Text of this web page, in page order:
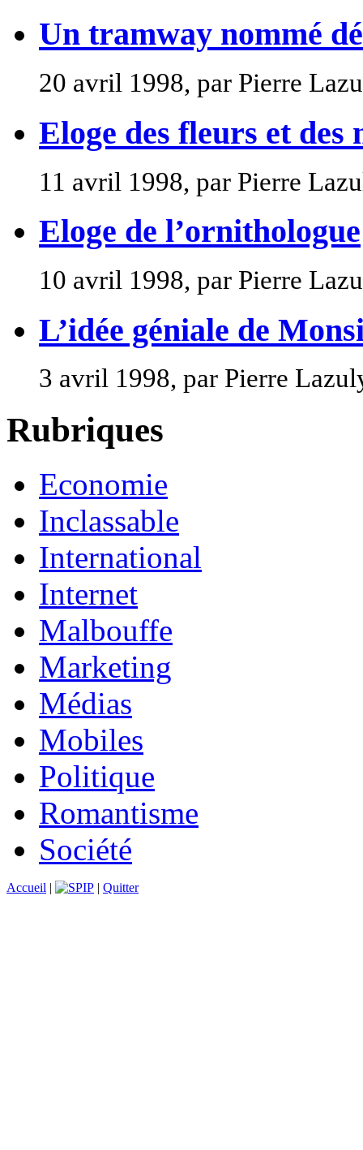
Un tramway nommé
20 avril 1998, par Pierre
Eloge des fleurs et des
11 avril 1998, par Pierre
Eloge de l’ornithologue
10 avril 1998, par Pierre
L’idée géniale de
3 avril 1998, par Pierre
Rubriques
Economie
Inclassable
International
Internet
Malbouffe
Marketing
Médias
Mobiles
Politique
Romantisme
Société
Accueil | | Quitter